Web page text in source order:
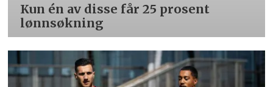
Kun én av disse får 25 prosent
lønnsøkning